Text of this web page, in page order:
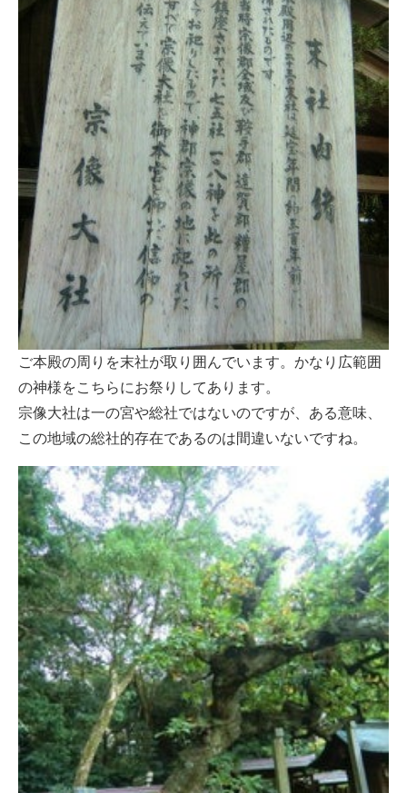
ご本殿の周りを末社が取り囲んでいます。かなり広範囲
の神様をこちらにお祭りしてあります。
宗像大社は一の宮や総社ではないのですが、ある意味、
この地域の総社的存在であるのは間違いないですね。